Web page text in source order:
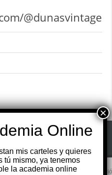
@dunasvintage
All rights
usted tenga la mejor experiencia de
su consentimiento para la
mis carteles y quieres
tú mismo, ya tenemos
la academia online